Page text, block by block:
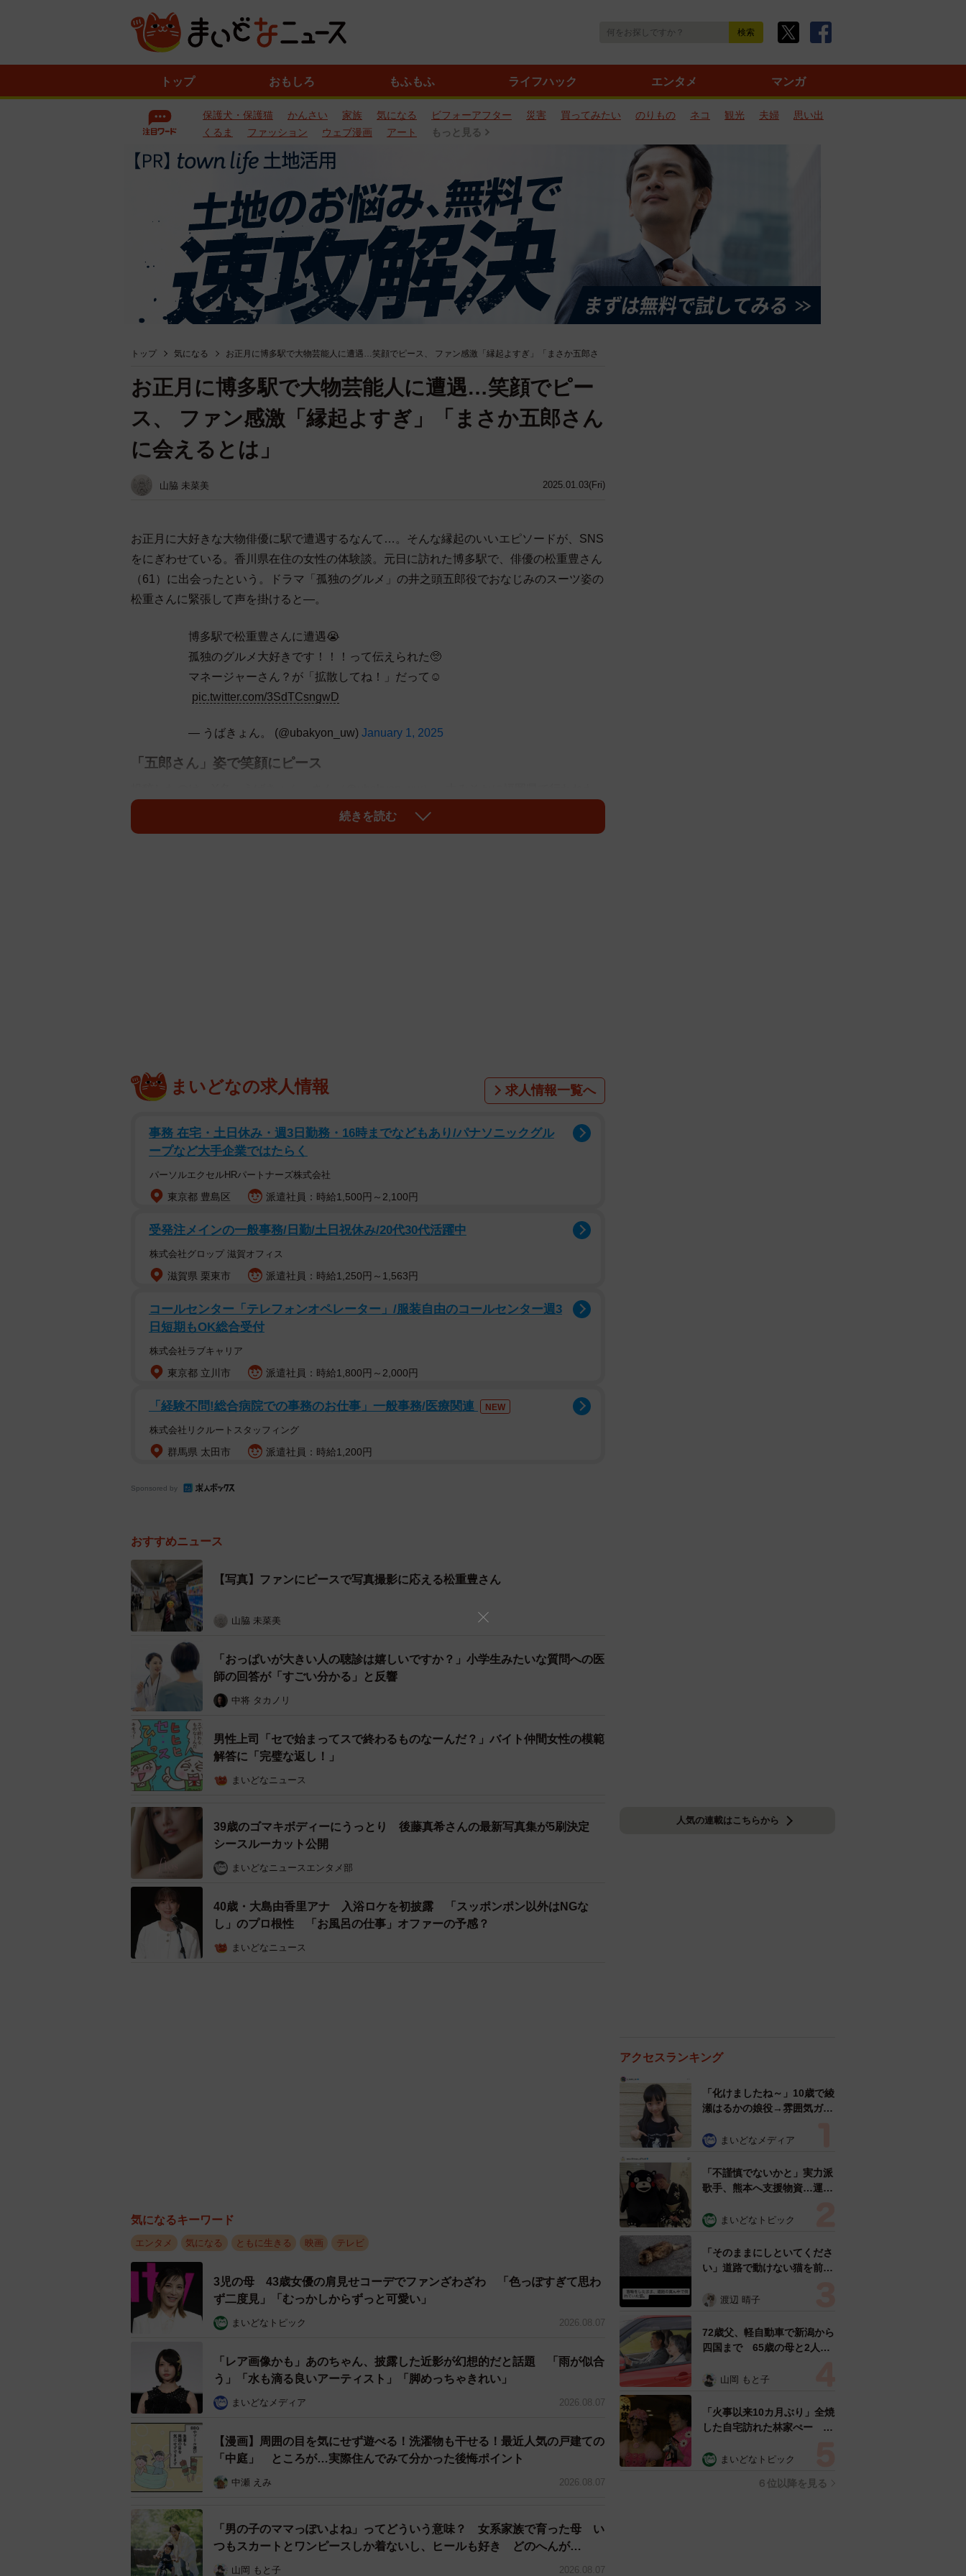
トップ おもしろ もふもふ ライフハック エンタメ マンガ
保護犬・保護猫 かんさい 家族 気になる ビフォーアフター 災害 買ってみたい のりもの ネコ 観光 夫婦
思い出
くるま
ファッション ウェブ漫画 アート もっと見る
トップ 気になる お正月に博多駅で大物芸能人に遭遇…笑顔でピース、 ファン感激「縁起よすぎ」「まさか五郎さ
2025.01.03(Fri)
お正月に博多駅で大物芸能人に遭遇…笑顔でピー
ス、 ファン感激「縁起よすぎ」「まさか五郎さん
に会えるとは」
山脇 未菜美
お正月に大好きな大物俳優に駅で遭遇するなんて…。そんな縁起のいいエピソードが、SNS
をにぎわせている。香川県在住の女性の体験談。元日に訪れた博多駅で、俳優の松重豊さん
（61）に出会ったという。ドラマ「孤独のグルメ」の井之頭五郎役でおなじみのスーツ姿の
松重さんに緊張して声を掛けると―。
博多駅で松重豊さんに遭遇😭
孤独のグルメ大好きです！！！って伝えられた🥺
マネージャーさん？が「拡散してね！」だって☺️
pic.twitter.com/3SdTCsngwD
— うばきょん。 (@ubakyon_uw) January 1, 2025
「五郎さん」姿で笑顔にピース
「UVER world」のライブに訪れていた。松重さんに遭遇したのは、1月1日昼ごろ。友人ら
とともに博多駅のホームを歩いていると、自動販売機で飲み物を選ぶ松重さんとすれ違っ
「声を掛ける勇気がなかったんですが、友人が声を掛けてくれました」と女性。「孤独のグ
てくれたという。
一緒に写真撮影は叶わなかったが、松重さん一人での写真は撮らせてもらえた。1月10日に
公開される「劇映画 孤独のグルメ」のフライヤーを持った松重さんは、笑顔でピース。手
渡しでフライヤーをもらい、一緒にいたマネジャーとみられる男性から「拡散してねー！」
と伝えられたという。「このタイミングで五郎さんにお会いできるなんて…。スタイルがと
ても良く、優しいオーラが滲み出ていました」と振り返る。
劇映画「孤独のグルメ」のPRで、日本縦断元日タワーキャラバンを敢行していた松重豊さん（松重豊公式インス
続きを読む
まいどなの求人情報 求人情報一覧へ
事務 在宅・土日休み・週3日勤務・16時までなどもあり/パナソニックグル
ープなど大手企業ではたらく
パーソルエクセルHRパートナーズ株式会社
東京都 豊島区 派遣社員：時給1,500円～2,100円
受発注メインの一般事務/日勤/土日祝休み/20代30代活躍中
株式会社グロップ 滋賀オフィス
滋賀県 栗東市 派遣社員：時給1,250円～1,563円
コールセンター「テレフォンオペレーター」/服装自由のコールセンター週3
日短期もOK総合受付
株式会社ラブキャリア
東京都 立川市 派遣社員：時給1,800円～2,000円
「経験不問!総合病院での事務のお仕事」一般事務/医療関連 NEW
株式会社リクルートスタッフィング
群馬県 太田市 派遣社員：時給1,200円
Sponsored by
おすすめニュース
【写真】ファンにピースで写真撮影に応える松重豊さん
山脇 未菜美
「おっぱいが大きい人の聴診は嬉しいですか？」小学生みたいな質問への医
師の回答が「すごい分かる」と反響
中将 タカノリ
男性上司「セで始まってスで終わるものなーんだ？」バイト仲間女性の模範
解答に「完璧な返し！」
まいどなニュース
39歳のゴマキボディーにうっとり 後藤真希さんの最新写真集が5刷決定
シースルーカット公開
まいどなニュースエンタメ部
40歳・大島由香里アナ 入浴ロケを初披露 「スッポンポン以外はNGな
し」のプロ根性 「お風呂の仕事」オファーの予感？
まいどなニュース
気になるキーワード
エンタメ 気になる ともに生きる 映画 テレビ
3児の母 43歳女優の肩見せコーデでファンざわざわ 「色っぽすぎて思わ
ず二度見」「むっかしからずっと可愛い」
まいどなトピック 2026.08.07
「レア画像かも」あのちゃん、披露した近影が幻想的だと話題 「雨が似合
う」「水も滴る良いアーティスト」「脚めっちゃきれい」
まいどなメディア 2026.08.07
【漫画】周囲の目を気にせず遊べる！洗濯物も干せる！最近人気の戸建ての
「中庭」 ところが…実際住んでみて分かった後悔ポイント
中瀬 えみ 2026.08.07
「男の子のママっぽいよね」ってどういう意味？ 女系家族で育った母 い
つもスカートとワンピースしか着ないし、ヒールも好き どのへんが…
山岡 もと子 2026.08.07
人気の連載はこちらから
アクセスランキング
「化けましたね～」10歳で綾
瀬はるかの娘役→雰囲気ガラ
雰囲気が」「宝塚に入れそ
まいどなメディア
「不謹慎でないかと」実力派
歌手、熊本へ支援物資…運搬
めらい 「痛いほど伝わる」
まいどなトピック
「そのままにしといてくださ
い」道路で動けない猫を前に
ようとした4日間 「命の重
表の訴え
渡辺 晴子
72歳父、軽自動車で新潟から
四国まで 65歳の母と2人で
憩まで分刻み… 「大学生で
山岡 もと子
「火事以来10カ月ぶり」全焼
した自宅訪れた林家ぺー 内
ン状態の部屋に呆然
まいどなトピック
６位以降を見る